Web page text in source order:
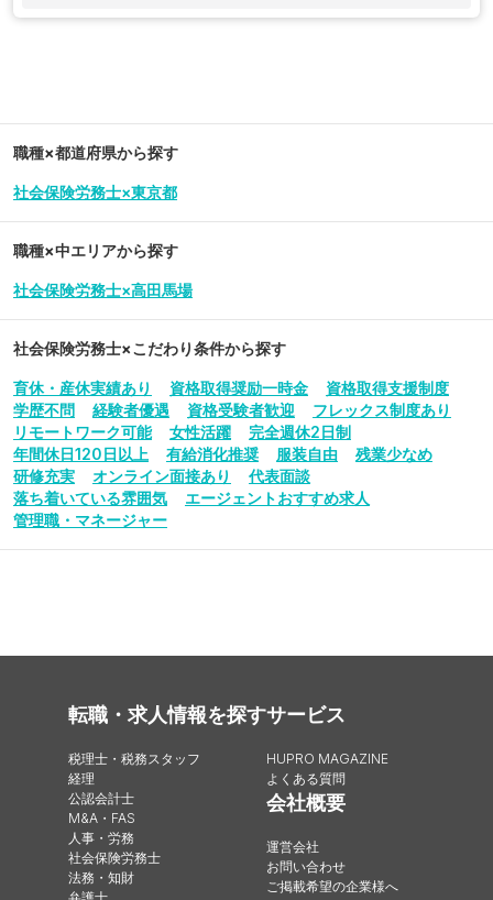
職種×都道府県から探す
社会保険労務士×東京都
職種×中エリアから探す
社会保険労務士×高田馬場
社会保険労務士×こだわり条件から探す
育休・産休実績あり 資格取得奨励一時金
資格取得支援制度
学歴不問
経験者優遇 資格受験者歓迎
フレックス制度あり
リモートワーク可能
女性活躍
完全週休2日制
年間休日120日以上
有給消化推奨 服装自由
残業少なめ
研修充実
オンライン面接あり
代表面談
落ち着いている雰囲気
エージェントおすすめ求人
管理職・マネージャー
転職・求人情報を探す
税理士・税務スタッフ
経理
公認会計士
M&A・FAS
人事・労務
社会保険労務士
法務・知財
サービス
HUPRO MAGAZINE
よくある質問
会社概要
運営会社
お問い合わせ
ご掲載希望の企業様へ